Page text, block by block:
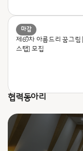
마감
제69차 아름드리 꿈그림
스탭] 모집
협력동아리